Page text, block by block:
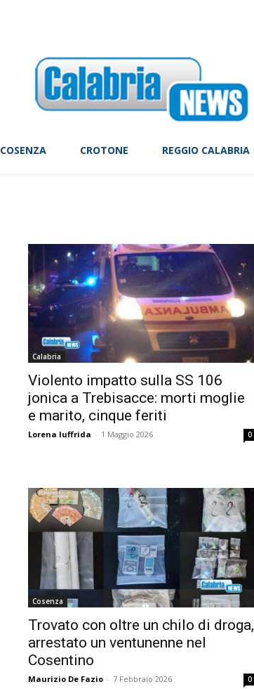
COSENZA CROTONE REGGIO CALABRIA
Calabria
Violento impatto sulla SS 106
jonica a Trebisacce: morti moglie
e marito, cinque feriti
Lorena Iuffrida - 1 Maggio 2026 0
Cosenza
Trovato con oltre un chilo di droga,
arrestato un ventunenne nel
Cosentino
Maurizio De Fazio - 7 Febbraio 2026 0